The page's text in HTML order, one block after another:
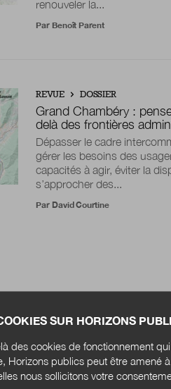
renouveler la...
Par Benoît Parent
REVUE DOSSIER
Grand Chambéry :
delà des frontières
Dépasser le cadre
gérer les besoins des
capacités à agir, éviter la
s’approcher des...
Par David Courtine
SUR HORIZONS
des cookies de fonctionnement
Horizons publics peut être amené
nous sollicitons votre